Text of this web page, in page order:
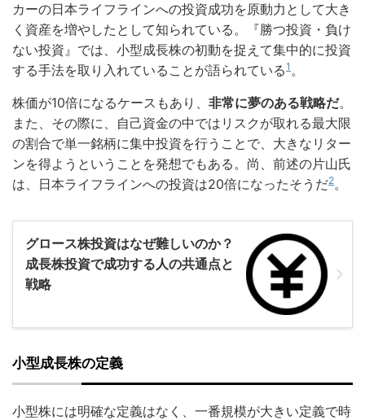
カーの日本ライフラインへの投資成功を原動力として大き
く資産を増やしたとして知られている。『勝つ投資・負け
ない投資』では、小型成長株の初動を捉えて集中的に投資
する手法を取り入れていることが語られている1 。
株価が10倍になるケースもあり、 非常に夢のある戦略だ。
また、その際に、自己資金の中ではリスクが取れる最大限
の割合で単一銘柄に集中投資を行うことで、大きなリター
ンを得ようということを発想でもある。尚、前述の片山氏
は、日本ライフラインへの投資は20倍になったそうだ2。
グロース株投資はなぜ難しいのか？
成長株投資で成功する人の共通点と
戦略
小型成長株の定義
小型株には明確な定義はなく、一番規模が大きい定義で時